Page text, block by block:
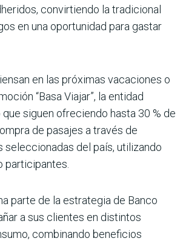
convirtiendo la tradicional
en una oportunidad para gastar
en las próximas vacaciones o
“Basa Viajar”, la entidad
siguen ofreciendo hasta 30 % de
de pasajes a través de
seleccionadas del país, utilizando
participantes.
parte de la estrategia de Banco
a sus clientes en distintos
combinando beneficios